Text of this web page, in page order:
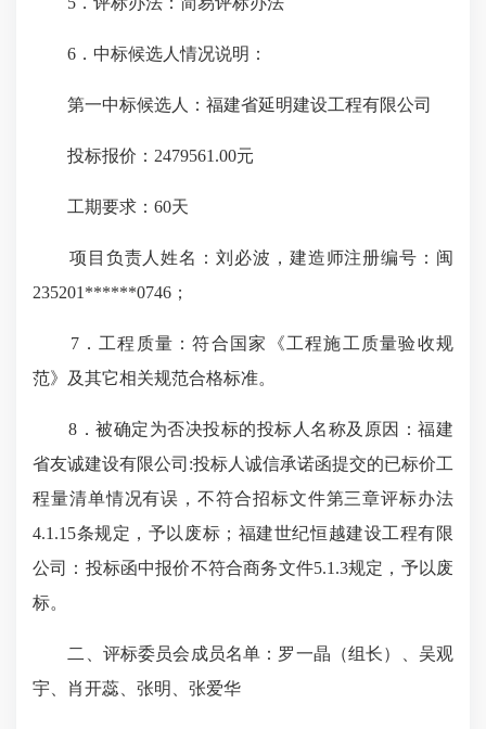
6．中标候选人情况说明：
第一中标候选人：福建省延明建设工程有限公司
投标报价：2479561.00元
工期要求：60天
项目负责人姓名：刘必波，建造师注册编号：闽
235201******0746；
7．工程质量：符合国家《工程施工质量验收规
范》及其它相关规范合格标准。
8．被确定为否决投标的投标人名称及原因：福建
省友诚建设有限公司:投标人诚信承诺函提交的已标价工
程量清单情况有误，不符合招标文件第三章评标办法
4.1.15条规定，予以废标；福建世纪恒越建设工程有限
公司：投标函中报价不符合商务文件5.1.3规定，予以废
标。
二、评标委员会成员名单：罗一晶（组长）、吴观
宇、肖开蕊、张明、张爱华